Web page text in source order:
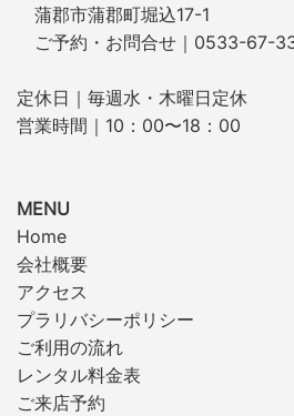
蒲郡市蒲郡町堀込17-1
ご予約・お問合せ｜0533-67-
定休日｜毎週水・木曜日定休
営業時間｜10：00〜18：00
MENU
Home
会社概要
アクセス
プラリバシーポリシー
ご利用の流れ
レンタル料金表
ご来店予約